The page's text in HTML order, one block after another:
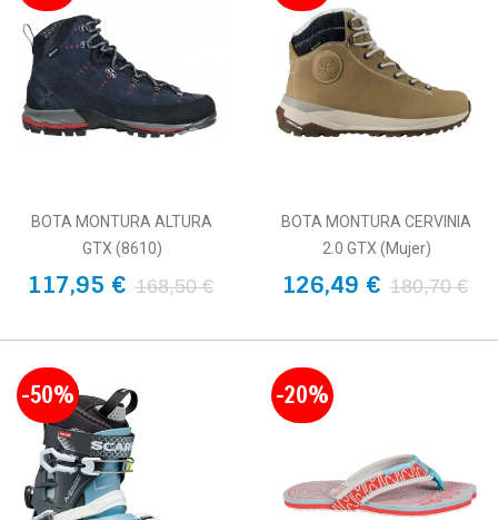
BOTA MONTURA ALTURA
GTX (8610)
117,95 € 168,50 €
BOTA MONTURA CERVINIA
2.0 GTX (Mujer)
126,49 € 180,70 €
-50% -20%